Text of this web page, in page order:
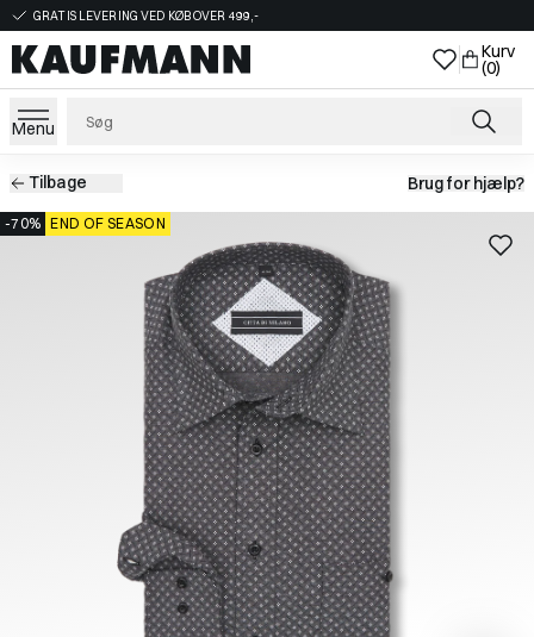
GRATIS LEVERING VED KØB OVER 499,-
Kurv
(0)
Menu
Tilbage Brug for hjælp?
-70% END OF SEASON